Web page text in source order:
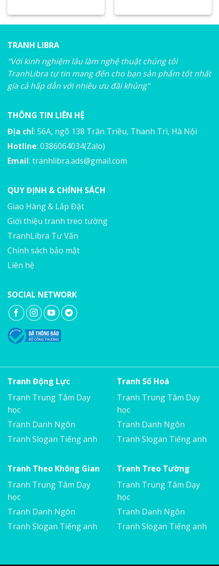
TRANH LIBRA
"Với kinh nghiệm lâu làm nghệ thuật chúng tôi
TranhLibra tự tin mang đến cho bạn sản phẩm tốt nhất
gía cả hấp dẫn với nhiều ưu đãi khủng"
THÔNG TIN LIÊN HỆ
Địa chỉ: 56A, ngõ 138 Trân Triều, Thanh Trì, Hà Nội
Hotline: 0386064034(Zalo)
Email: tranhlibra.ads@gmail.com
QUY ĐỊNH & CHÍNH SÁCH
Giao Hàng & Lắp Đặt
Giới thiệu tranh treo tường
TranhLibra Tư Vấn
Chính sách bảo mật
Liên hệ
SOCIAL NETWORK
Tranh Động Lực
Tranh Trung Tâm Dạy
học
Tranh Danh Ngôn
Tranh Slogan Tiếng anh
Tranh Số Hoá
Tranh Trung Tâm Dạy
học
Tranh Danh Ngôn
Tranh Slogan Tiếng anh
Tranh Theo Không Gian
Tranh Trung Tâm Dạy
học
Tranh Danh Ngôn
Tranh Slogan Tiếng anh
Tranh Treo Tường
Tranh Trung Tâm Dạy
học
Tranh Danh Ngôn
Tranh Slogan Tiếng anh